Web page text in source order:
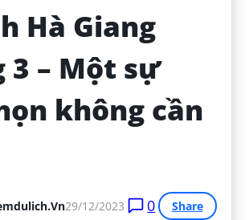
Hà Giang
3 – Một sự
không cần
29/12/2023 0 Share